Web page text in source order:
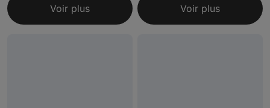
Voir plus Voir plus